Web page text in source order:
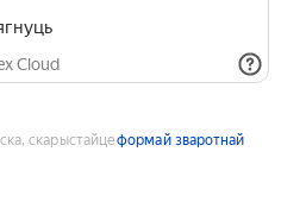
Cloud
скарыстайцеформай зваротнай